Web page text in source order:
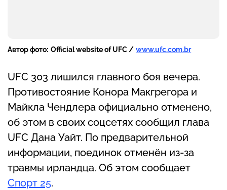
Автор фото: Official website of UFC / www.ufc.com.br
UFC 303 лишился главного боя вечера.
Противостояние Конора Макгрегора и
Майкла Чендлера официально отменено,
об этом в своих соцсетях сообщил глава
UFC Дана Уайт. По предварительной
информации, поединок отменён из-за
травмы ирландца. Об этом сообщает
Спорт 25.